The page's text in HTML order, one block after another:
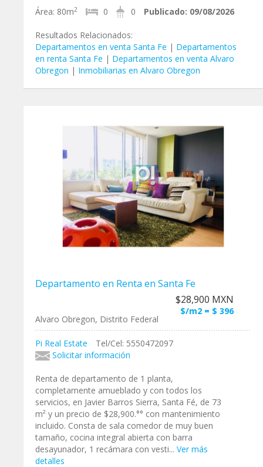
Área: 80m2 0 0 Publicado: 09/08/2026
Resultados Relacionados:
Departamentos en venta Santa Fe | Departamentos
en renta Santa Fe | Departamentos en venta Alvaro
Obregon | Inmobiliarias en Alvaro Obregon
Departamento en Renta en Santa Fe
$28,900 MXN
$/m2 = $ 396
Alvaro Obregon, Distrito Federal
Pi Real Estate
Tel/Cel: 5550472097
Solicitar información
Renta de departamento de 1 planta,
completamente amueblado y con todos los
servicios, en Javier Barros Sierra, Santa Fé, de 73
m² y un precio de $28,900.°° con mantenimiento
incluido. Consta de sala comedor de muy buen
tamaño, cocina integral abierta con barra
desayunador, 1 recámara con vesti... Ver más
detalles